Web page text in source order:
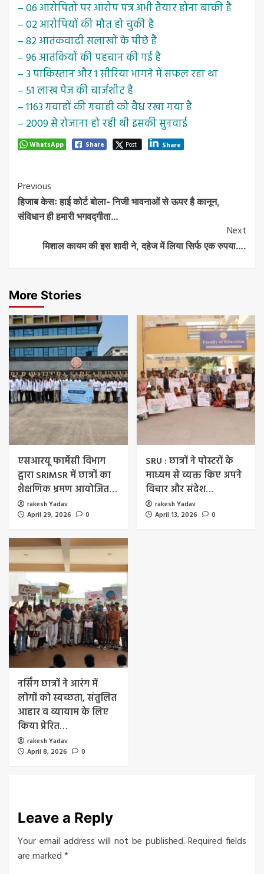
– 06 आरोपितों पर आरोप पत्र अभी तैयार होना बाकी है
– 02 आरोपियों की मौत हो चुकी है
– 82 आतंकवादी सलाखों के पीछे हैं
– 96 आतंकियों की पहचान की गई है
– 3 पाकिस्तान और 1 सीरिया भागने में सफल रहा था
– 51 लाख पेज की चार्जशीट है
– 1163 गवाहों की गवाही को वैध रखा गया है
– 2009 से रोजाना हो रही थी इसकी सुनवाई
WhatsApp Share Post Share
Post
Navigation
Previous
हिजाब केसः हाई कोर्ट बोला- निजी भावनाओं से ऊपर है कानून,
संविधान ही हमारी भगवद्गीता…
Next
मिशाल कायम की इस शादी ने, दहेज में लिया सिर्फ एक रुपया….
More Stories
एसआरयू फार्मेसी विभाग
द्वारा SRIMSR में छात्रों का
शैक्षणिक भ्रमण आयोजित…
rakesh Yadav
April 29, 2026
0
SRU : छात्रों ने पोस्टरों के
माध्यम से व्यक्त किए अपने
विचार और संदेश…
rakesh Yadav
April 13, 2026
0
नर्सिंग छात्रों ने आरंग में
लोगों को स्वच्छता, संतुलित
आहार व व्यायाम के लिए
किया प्रेरित…
rakesh Yadav
April 8, 2026
0
Leave a Reply
Your email address will not be published. Required fields
are marked*